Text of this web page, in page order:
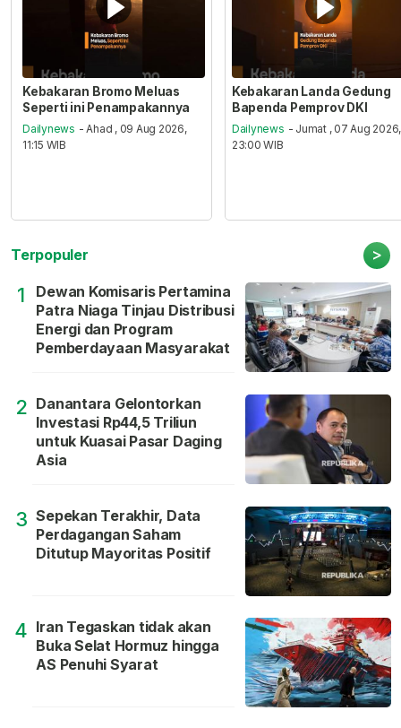
Kebakaran Bromo Meluas
Seperti ini Penampakannya
Dailynews - Ahad , 09 Aug 2026,
11:15 WIB
Kebakaran Landa Gedung
Bapenda Pemprov DKI
Dailynews - Jumat , 07 Aug 2026,
23:00 WIB
Terpopuler >
1
Dewan Komisaris Pertamina
Patra Niaga Tinjau Distribusi
Energi dan Program
Pemberdayaan Masyarakat
2 Danantara Gelontorkan
Investasi Rp44,5 Triliun
untuk Kuasai Pasar Daging
Asia
3 Sepekan Terakhir, Data
Perdagangan Saham
Ditutup Mayoritas Positif
4 Iran Tegaskan tidak akan
Buka Selat Hormuz hingga
AS Penuhi Syarat